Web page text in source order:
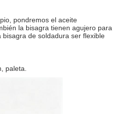
pondremos el aceite
la bisagra tienen agujero para
de soldadura ser flexible
paleta.